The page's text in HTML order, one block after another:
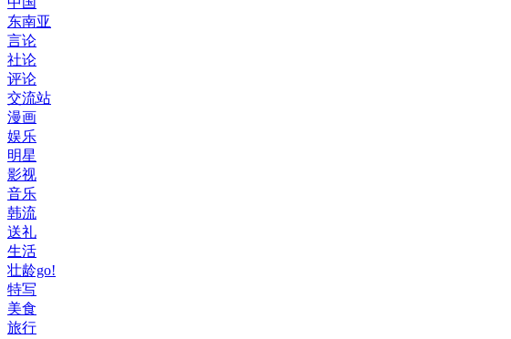
东南亚
言论
社论
评论
交流站
漫画
娱乐
明星
影视
音乐
韩流
送礼
生活
壮龄go!
特写
美食
旅行